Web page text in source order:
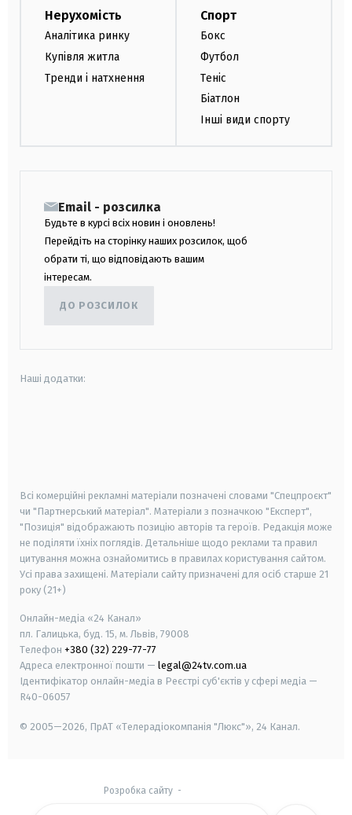
Нерухомість
Аналітика ринку
Купівля житла
Тренди і натхнення
Спорт
Бокс
Футбол
Теніс
Біатлон
Інші види спорту
Email - розсилка
Будьте в курсі всіх новин і оновлень!
Перейдіть на сторінку наших розсилок, щоб
обрати ті, що відповідають вашим
інтересам.
ДО РОЗСИЛОК
Наші додатки:
Всі комерційні рекламні матеріали позначені словами "Спецпроєкт"
чи "Партнерський матеріал". Матеріали з позначкою "Експерт",
"Позиція" відображають позицію авторів та героїв. Редакція може
не поділяти їхніх поглядів. Детальніше щодо реклами та правил
цитування можна ознайомитись в правилах користування сайтом.
Усі права захищені. Матеріали сайту призначені для осіб старше 21
року (21+)
Онлайн-медіа «24 Канал»
пл. Галицька, буд. 15, м. Львів, 79008
Телефон +380 (32) 229-77-77
Адреса електронної пошти — legal@24tv.com.ua
Ідентифікатор онлайн-медіа в Реєстрі суб'єктів у сфері медіа —
R40-06057
© 2005—2026, ПрАТ «Телерадіокомпанія "Люкс"», 24 Канал.
Розробка сайту-